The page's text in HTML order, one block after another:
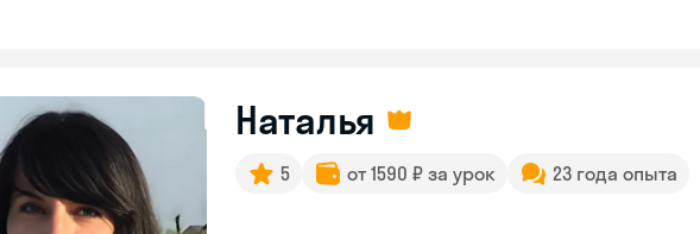
Наталья
5 от 1590 ₽ за урок 23 года опыта